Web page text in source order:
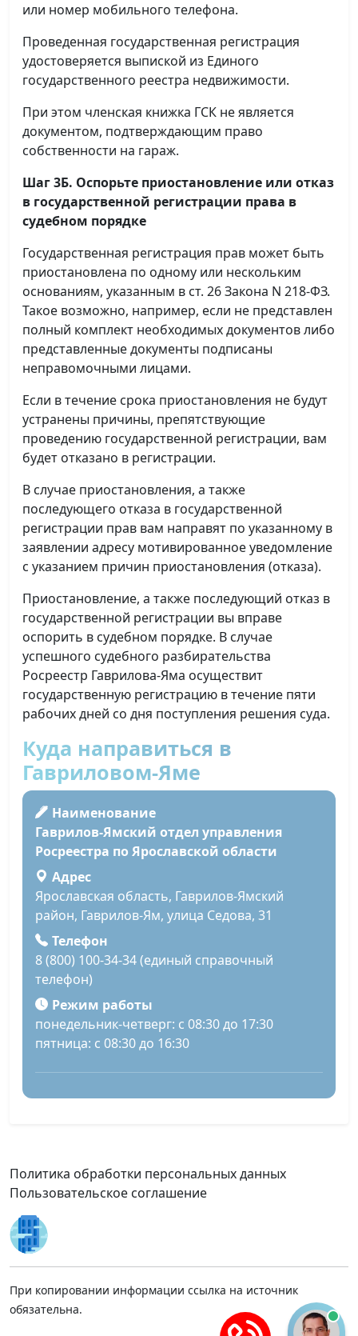
или номер мобильного телефона.
Проведенная государственная регистрация
удостоверяется выпиской из Единого
государственного реестра недвижимости.
При этом членская книжка ГСК не является
документом, подтверждающим право
собственности на гараж.
Шаг 3Б. Оспорьте приостановление или отказ
в государственной регистрации права в
судебном порядке
Государственная регистрация прав может быть
приостановлена по одному или нескольким
основаниям, указанным в ст. 26 Закона N 218-ФЗ.
Такое возможно, например, если не представлен
полный комплект необходимых документов либо
представленные документы подписаны
неправомочными лицами.
Если в течение срока приостановления не будут
устранены причины, препятствующие
проведению государственной регистрации, вам
будет отказано в регистрации.
В случае приостановления, а также
последующего отказа в государственной
регистрации прав вам направят по указанному в
заявлении адресу мотивированное уведомление
с указанием причин приостановления (отказа).
Приостановление, а также последующий отказ в
государственной регистрации вы вправе
оспорить в судебном порядке. В случае
успешного судебного разбирательства
Росреестр Гаврилова-Яма осуществит
государственную регистрацию в течение пяти
рабочих дней со дня поступления решения суда.
Куда направиться в
Гавриловом-Яме
Наименование
Гаврилов-Ямский отдел управления
Росреестра по Ярославской области
Адрес
Ярославская область, Гаврилов-Ямский
район, Гаврилов-Ям, улица Седова, 31
Телефон
8 (800) 100-34-34 (единый справочный
телефон)
Режим работы
понедельник-четверг: с 08:30 до 17:30
пятница: с 08:30 до 16:30
Политика обработки персональных данных
Пользовательское соглашение
При копировании информации ссылка на источник
обязательна.